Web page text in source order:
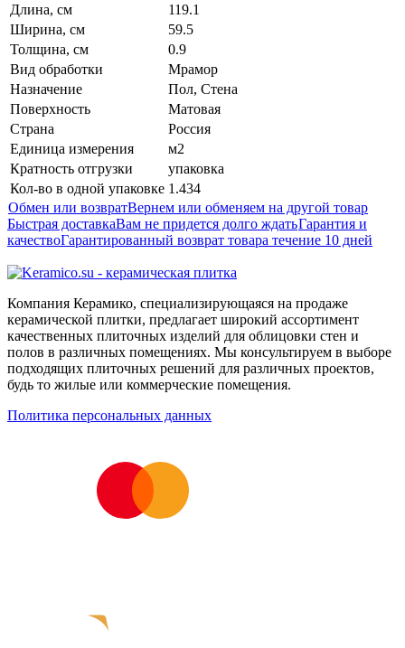
Длина, см
119.1
Ширина, см
59.5
Толщина, см
0.9
Вид обработки
Мрамор
Назначение
Пол, Стена
Поверхность
Матовая
Страна
Россия
Единица измерения
м2
Кратность отгрузки
упаковка
Кол-во в одной упаковке 1.434
Обмен или возвратВернем или обменяем на другой товар
Быстрая доставкаВам не придется долго ждатьГарантия и
качествоГарантированный возврат товара течение 10 дней
Компания Керамико, специализирующаяся на продаже
керамической плитки, предлагает широкий ассортимент
качественных плиточных изделий для облицовки стен и
полов в различных помещениях. Мы консультируем в выборе
подходящих плиточных решений для различных проектов,
будь то жилые или коммерческие помещения.
Политика персональных данных